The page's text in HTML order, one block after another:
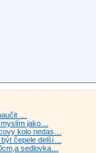
…
jako…
kolo nedas…
čepele delší…
sedlovka…